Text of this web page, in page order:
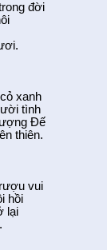
đời
xanh
tình
Đế
thiên.
vui
hồi
lại